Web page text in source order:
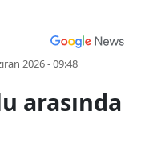
2026 - 09:48
arasında